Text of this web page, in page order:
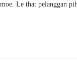
Le that pelanggan